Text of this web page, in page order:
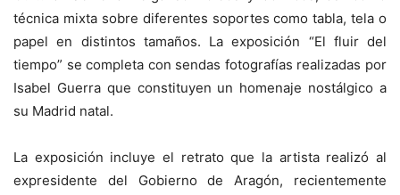
técnica mixta sobre diferentes soportes como tabla, tela o
papel en distintos tamaños. La exposición “El fluir del
tiempo” se completa con sendas fotografías realizadas por
Isabel Guerra que constituyen un homenaje nostálgico a
su Madrid natal.
La exposición incluye el retrato que la artista realizó al
expresidente del Gobierno de Aragón, recientemente